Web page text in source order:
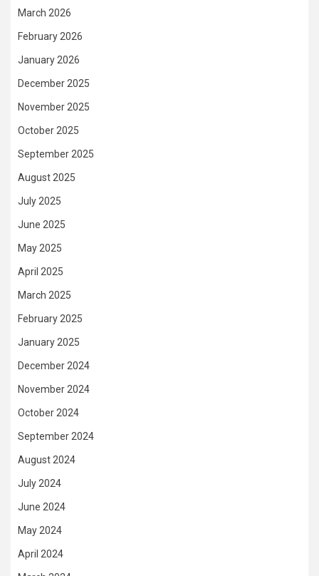
March 2026
February 2026
January 2026
December 2025
November 2025
October 2025
September 2025
August 2025
July 2025
June 2025
May 2025
April 2025
March 2025
February 2025
January 2025
December 2024
November 2024
October 2024
September 2024
August 2024
July 2024
June 2024
May 2024
April 2024